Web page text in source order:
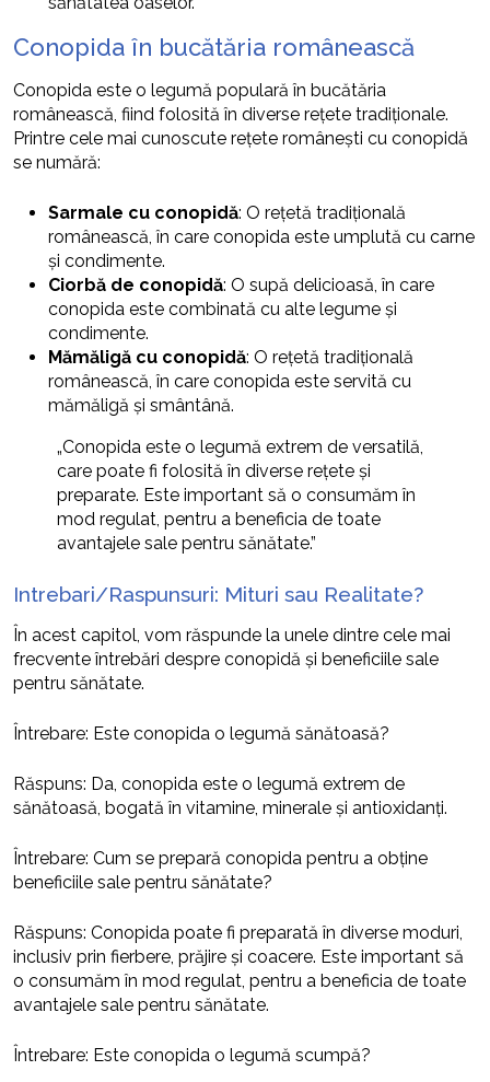
Conopida în bucătăria românească
Conopida este o legumă populară în bucătăria
românească, fiind folosită în diverse rețete tradiționale.
Printre cele mai cunoscute rețete românești cu conopidă
se numără:
Sarmale cu conopidă: O rețetă tradițională
românească, în care conopida este umplută cu carne
și condimente.
Ciorbă de conopidă: O supă delicioasă, în care
conopida este combinată cu alte legume și
condimente.
Mămăligă cu conopidă: O rețetă tradițională
românească, în care conopida este servită cu
mămăligă și smântână.
„Conopida este o legumă extrem de versatilă,
care poate fi folosită în diverse rețete și
preparate. Este important să o consumăm în
mod regulat, pentru a beneficia de toate
avantajele sale pentru sănătate.”
Intrebari/Raspunsuri: Mituri sau Realitate?
În acest capitol, vom răspunde la unele dintre cele mai
frecvente întrebări despre conopidă și beneficiile sale
pentru sănătate.
Întrebare: Este conopida o legumă sănătoasă?
Răspuns: Da, conopida este o legumă extrem de
sănătoasă, bogată în vitamine, minerale și antioxidanți.
Întrebare: Cum se prepară conopida pentru a obține
beneficiile sale pentru sănătate?
Răspuns: Conopida poate fi preparată în diverse moduri,
inclusiv prin fierbere, prăjire și coacere. Este important să
o consumăm în mod regulat, pentru a beneficia de toate
avantajele sale pentru sănătate.
Întrebare: Este conopida o legumă scumpă?